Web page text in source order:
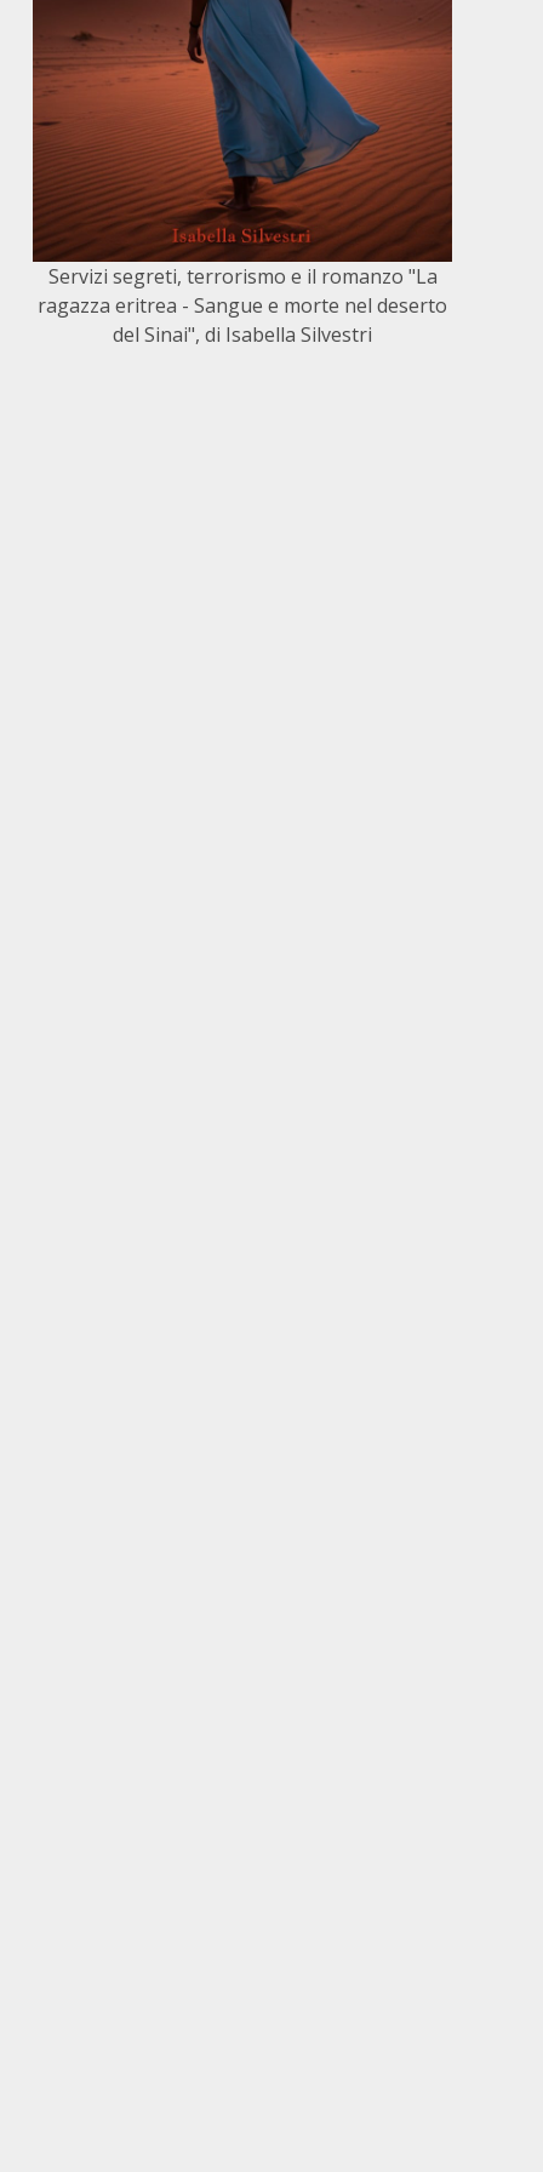
Servizi segreti, terrorismo e il romanzo "La
ragazza eritrea - Sangue e morte nel deserto
del Sinai", di Isabella Silvestri